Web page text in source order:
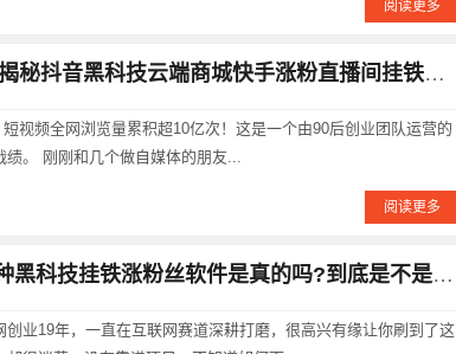
阅读更多
科技云端商城快手涨粉直播间挂铁点赞软件赚钱秘籍！招募合伙人！
视频全网浏览量累积超10亿次！这是一个由90后创业团队运营的
绩。 刚刚和几个做自媒体的朋友...
阅读更多
技挂铁涨粉丝软件是真的吗?到底是不是割韭抖音菜的哦?
业19年，一直在互联网赛道深耕打磨，很高兴有缘让你刷到了这